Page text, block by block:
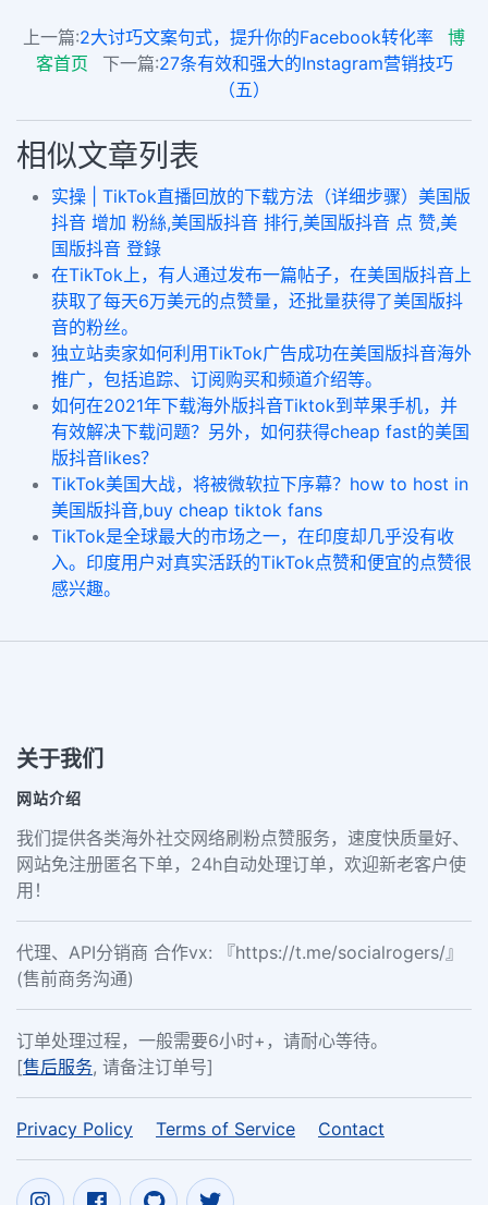
上一篇:2大讨巧文案句式，提升你的Facebook转化率
博
客首页
下一篇:27条有效和强大的Instagram营销技巧
（五）
相似文章列表
实操 | TikTok直播回放的下载方法（详细步骤）美国版
抖音 增加 粉絲,美国版抖音 排行,美国版抖音 点 赞,美
国版抖音 登錄
在TikTok上，有人通过发布一篇帖子，在美国版抖音上
获取了每天6万美元的点赞量，还批量获得了美国版抖
音的粉丝。
独立站卖家如何利用TikTok广告成功在美国版抖音海外
推广，包括追踪、订阅购买和频道介绍等。
如何在2021年下载海外版抖音Tiktok到苹果手机，并
有效解决下载问题？另外，如何获得cheap fast的美国
版抖音likes？
TikTok美国大战，将被微软拉下序幕？how to host in
美国版抖音,buy cheap tiktok fans
TikTok是全球最大的市场之一，在印度却几乎没有收
入。印度用户对真实活跃的TikTok点赞和便宜的点赞很
感兴趣。
关于我们
网站介绍
我们提供各类海外社交网络刷粉点赞服务，速度快质量好、
网站免注册匿名下单，24h自动处理订单，欢迎新老客户使
用！
代理、API分销商 合作vx: 『https://t.me/socialrogers/』
(售前商务沟通)
订单处理过程，一般需要6小时+，请耐心等待。
[售后服务, 请备注订单号]
Privacy Policy Terms of Service Contact